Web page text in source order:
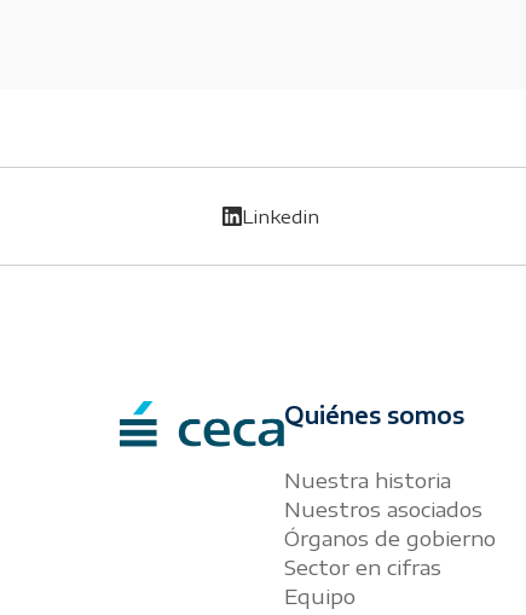
Linkedin
Quiénes somos
Nuestra historia
Nuestros asociados
Órganos de gobierno
Sector en cifras
Equipo